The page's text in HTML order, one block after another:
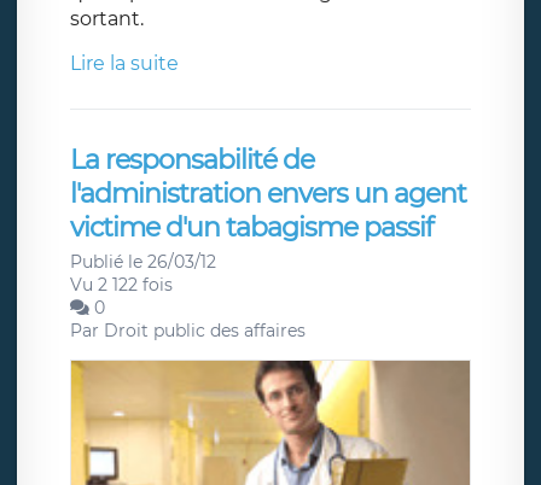
sortant.
Lire la suite
La responsabilité de
l'administration envers un agent
victime d'un tabagisme passif
Publié le 26/03/12
Vu 2 122 fois
0
Par Droit public des affaires